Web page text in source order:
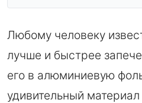
Любому человеку
лучше и быстрее
его в алюминиевую
удивительный